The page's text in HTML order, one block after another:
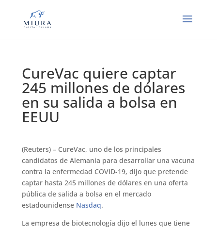
CureVac quiere captar
245 millones de dólares
en su salida a bolsa en
EEUU
(Reuters) – CureVac, uno de los principales
candidatos de Alemania para desarrollar una vacuna
contra la enfermedad COVID-19, dijo que pretende
captar hasta 245 millones de dólares en una oferta
pública de salida a bolsa en el mercado
estadounidense Nasdaq.
La empresa de biotecnología dijo el lunes que tiene